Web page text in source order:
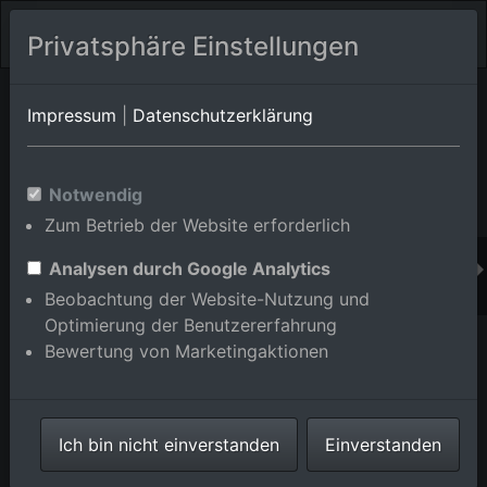
Orts-Album von Mannheim/Neckarau
Württemberg,Deutschland
Im Shop bestellen
Grosskraftwerk Mannheim am Rheinufer im Ortsteil
Privatsphäre Einstellungen
Impressum Datenschutzerklärung
Notwendig
Zum Betrieb der Website erforderlich
Analysen durch Google Analytics
Beobachtung der Website-Nutzung und
Optimierung der Benutzererfahrung
Bewertung von Marketingaktionen
Ich bin nicht einverstanden Einverstanden